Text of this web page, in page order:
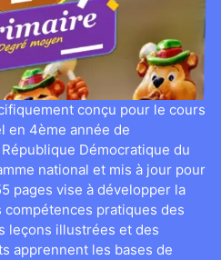
conçu pour le cours
en 4ème année de
Démocratique du
national et mis à jour pour
pages vise à développer la
pratiques des
leçons illustrées et des
apprennent les bases de